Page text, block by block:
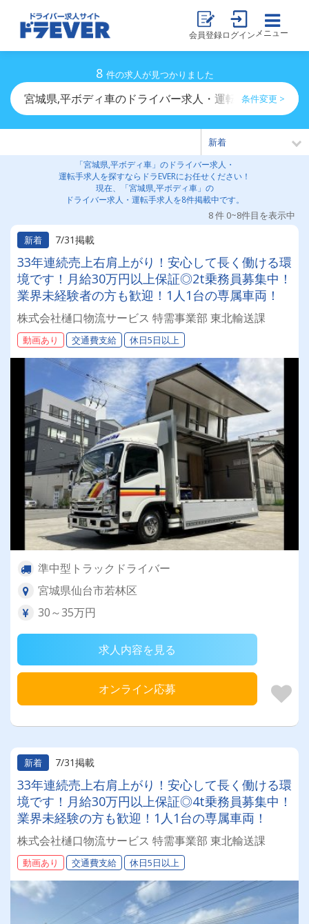
会員登録ログイン メニュー
8 件の求人が見つかりました
宮城県,平ボディ車のドライバー求人・運転手求人一覧
条件変更 >
「宮城県,平ボディ車」のドライバー求人・
運転手求人を探すならドラEVERにお任せください！
現在、「宮城県,平ボディ車」の
ドライバー求人・運転手求人を8件掲載中です。
8 件 0~8件目を表示中
新着
7/31掲載
33年連続売上右肩上がり！安心して長く働ける環
境です！月給30万円以上保証◎2t乗務員募集中！
業界未経験者の方も歓迎！1人1台の専属車両！
株式会社樋口物流サービス 特需事業部 東北輸送課
動画あり 交通費支給 休日5日以上
準中型トラックドライバー
宮城県仙台市若林区
30～35万円
求人内容を見る
オンライン応募
新着 7/31掲載
33年連続売上右肩上がり！安心して長く働ける環
境です！月給30万円以上保証◎4t乗務員募集中！
業界未経験の方も歓迎！1人1台の専属車両！
株式会社樋口物流サービス 特需事業部 東北輸送課
動画あり 交通費支給 休日5日以上